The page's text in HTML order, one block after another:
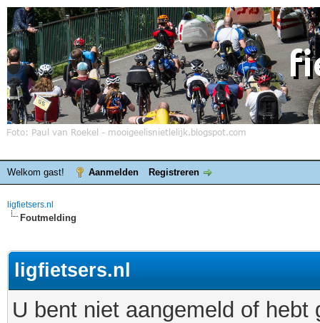
Welkom gast! Aanmelden Registreren
ligfietsers.nl
Foutmelding
ligfietsers.nl
U bent niet aangemeld of